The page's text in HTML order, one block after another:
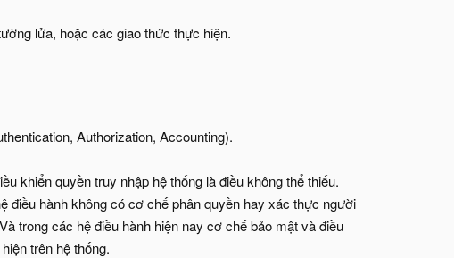
lửa, hoặc các giao thức thực hiện.
Authorization, Accounting).
khiển quyền truy nhập hệ thống là điều không thể thiếu.
điều hành không có cơ chế phân quyền hay xác thực người
trong các hệ điều hành hiện nay cơ chế bảo mật và điều
trên hệ thống.